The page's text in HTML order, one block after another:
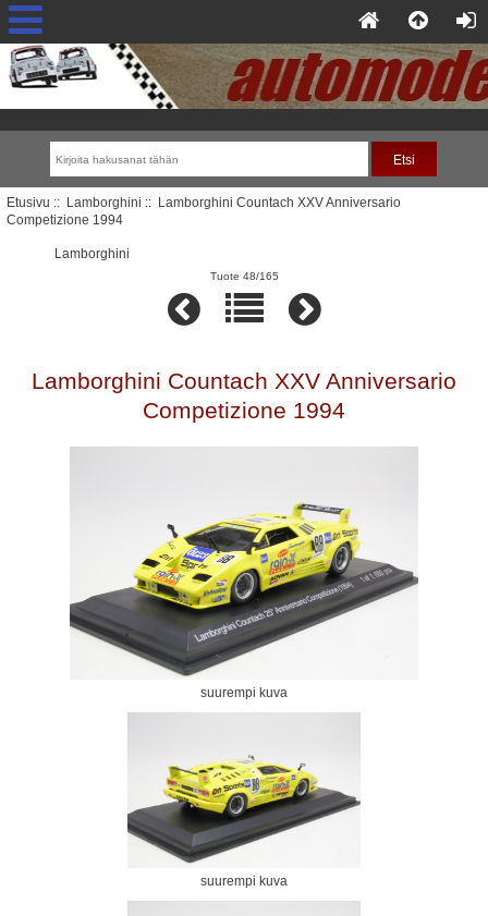
Etusivu :: Lamborghini :: Lamborghini Countach XXV Anniversario
Competizione 1994
Lamborghini
Tuote 48/165
Lamborghini Countach XXV Anniversario
Competizione 1994
suurempi kuva
suurempi kuva